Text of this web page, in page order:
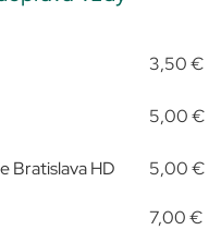
3,50 €
5,00 €
Bratislava HD 5,00 €
7,00 €